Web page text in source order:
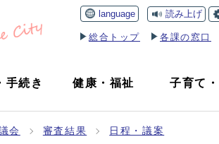
language 読み上げ
総合トップ 各課の窓口
手続き 健康 ・福祉 子育て ・
会 審査結果 日程・議案